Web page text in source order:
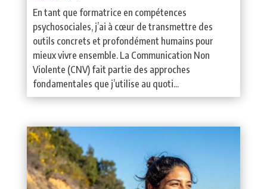
En tant que formatrice en compétences
psychosociales, j’ai à cœur de transmettre des
outils concrets et profondément humains pour
mieux vivre ensemble. La Communication Non
Violente (CNV) fait partie des approches
fondamentales que j’utilise au quoti...